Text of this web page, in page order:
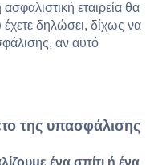
εταιρεία θα
δηλώσει, δίχως να
αν αυτό
της υπασφάλισης